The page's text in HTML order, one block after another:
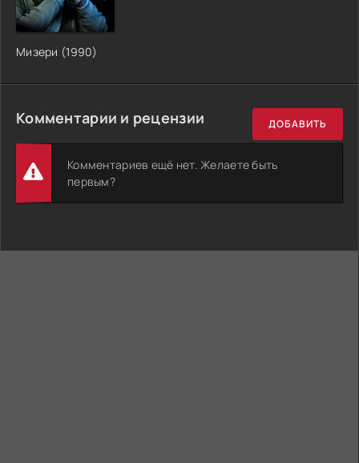
Мизери (1990)
Комментарии и рецензии ДОБАВИТЬ
Комментариев ещё нет. Желаете быть
первым?